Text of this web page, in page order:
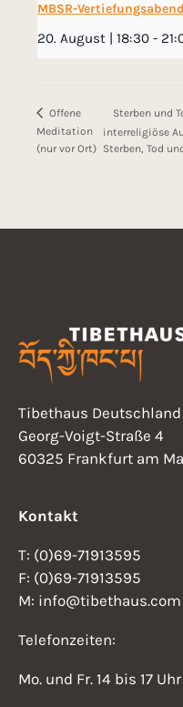
MBSR-
20. August | 18:30 -
Offene
Meditation
(nur vor Ort)
Sterben und
interreligiöse
Sterben, Tod
Tibethaus Deutschland
Georg-Voigt-Straße 4
60325 Frankfurt am
Kontakt
T: (0)69-71913595
F: (0)69-71913595
M: info@tibethaus.com
Telefonzeiten:
Mo. und Fr. 14 bis 17 Uhr